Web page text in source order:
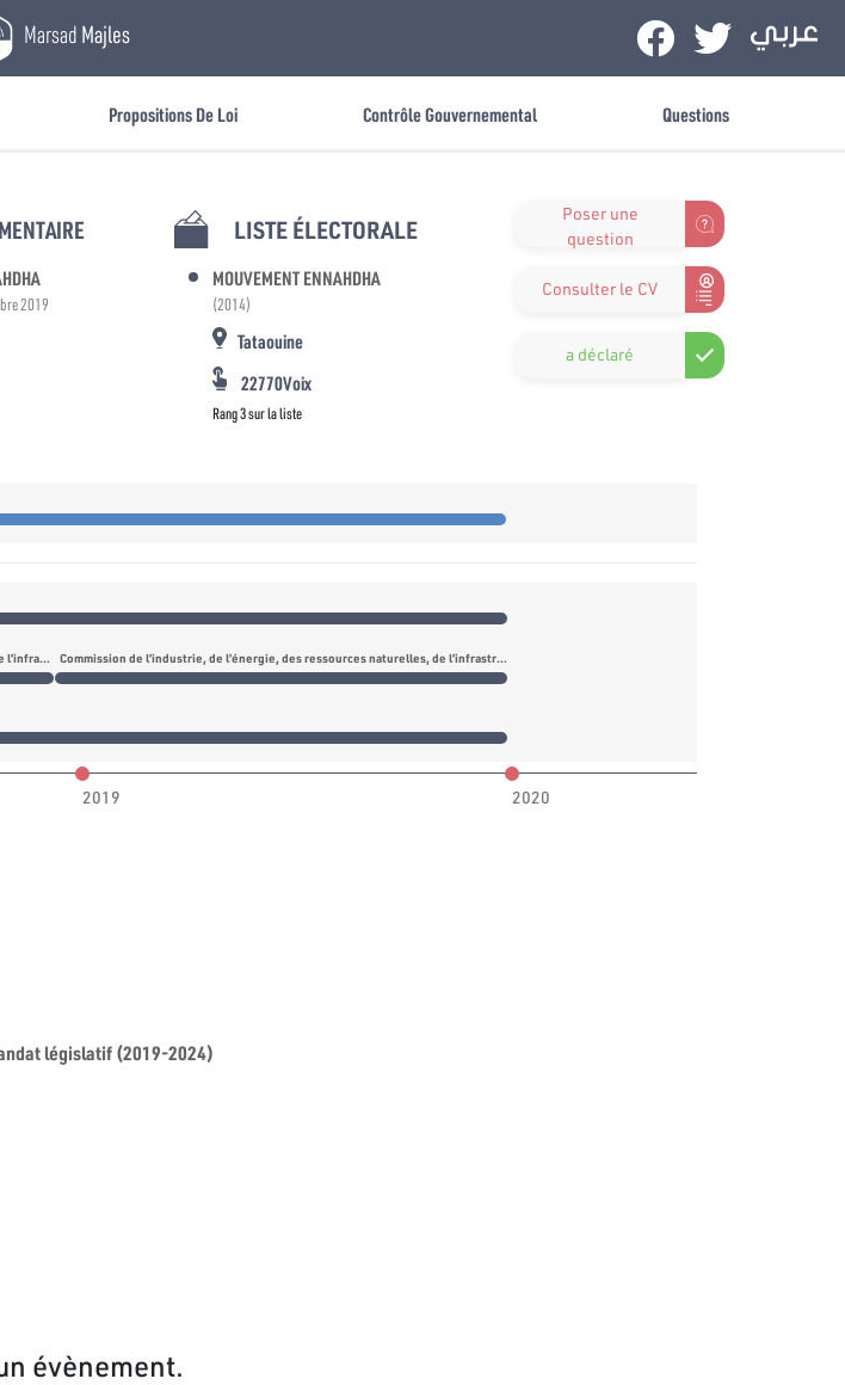
MarsadMajles
Propositions De Loi Contrôle Gouvernemental Questions
2019
LISTE ÉLECTORALE
MOUVEMENT ENNAHDHA
(2014)
Tataouine
22770Voix
Rang 3 sur la liste
Poser une
question
Consulter le CV
a déclaré
Commission de l’industrie, de l’énergie, des ressources naturelles, de l’infrastructure et de l’environnement Commission de l’industrie, de l’énergie, des ressources naturelles, de l’infrastructure et de l’environnement
2019 2020
législatif (2019-2024)
évènement.